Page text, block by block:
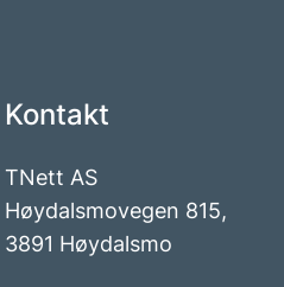
Kontakt
TNett AS
Høydalsmovegen 815,
3891 Høydalsmo